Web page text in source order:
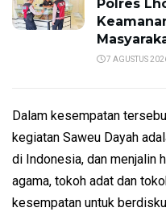
Polres
7 AGUSTUS
Dalam kesempatan
kegiatan Saweu Dayah
di Indonesia, dan menjalin
agama, tokoh adat dan
kesempatan untuk